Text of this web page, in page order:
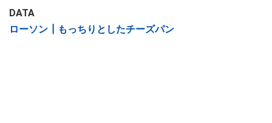
DATA
ローソン┃もっちりとしたチーズパン